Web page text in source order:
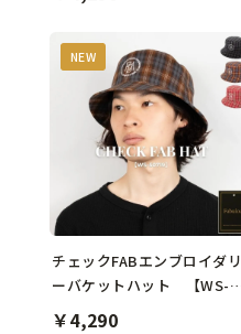
NEW
チェックFABエンブロイダリ
ーバケットハット 【WS-
50719】
￥4,290